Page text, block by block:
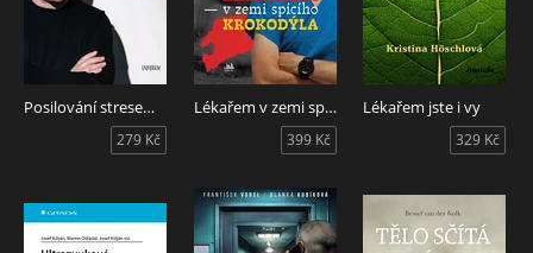
Posilování stresem - Cesta k odolnosti
279 Kč
Lékařem v zemi spícího krokodýla
399 Kč
Lékařem jste i vy
329 Kč